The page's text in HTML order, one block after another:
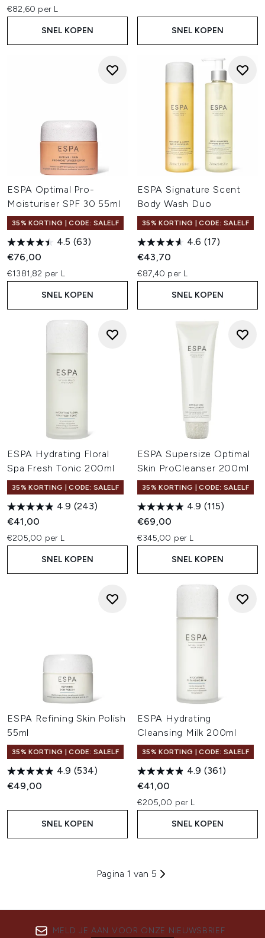
€82,60 per L
SNEL KOPEN SNEL KOPEN
ESPA Optimal Pro-
Moisturiser SPF 30 55ml
35% KORTING | CODE: SALELF
4.5 (63)
€76,00
€1381,82 per L
SNEL KOPEN
ESPA Signature Scent
Body Wash Duo
35% KORTING | CODE: SALELF
4.6 (17)
€43,70
€87,40 per L
SNEL KOPEN
ESPA Hydrating Floral
Spa Fresh Tonic 200ml
35% KORTING | CODE: SALELF
4.9 (243)
€41,00
€205,00 per L
SNEL KOPEN
ESPA Supersize Optimal
Skin ProCleanser 200ml
35% KORTING | CODE: SALELF
4.9 (115)
€69,00
€345,00 per L
SNEL KOPEN
ESPA Refining Skin Polish
55ml
35% KORTING | CODE: SALELF
4.9 (534)
€49,00
SNEL KOPEN
ESPA Hydrating
Cleansing Milk 200ml
35% KORTING | CODE: SALELF
4.9 (361)
€41,00
€205,00 per L
SNEL KOPEN
Pagina 1 van 5
MELD JE AAN VOOR ONZE NIEUWSBRIEF